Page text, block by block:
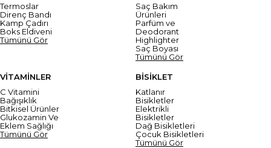
Termoslar
Direnç Bandı
Kamp Çadırı
Boks Eldiveni
Tümünü Gör
Saç Bakım
Ürünleri
Parfüm ve
Deodorant
Highlighter
Saç Boyası
Tümünü Gör
VİTAMİNLER
C Vitamini
Bağışıklık
Bitkisel Ürünler
Glukozamin Ve
Eklem Sağlığı
Tümünü Gör
BİSİKLET
Katlanır
Bisikletler
Elektrikli
Bisikletler
Dağ Bisikletleri
Çocuk Bisikletleri
Tümünü Gör